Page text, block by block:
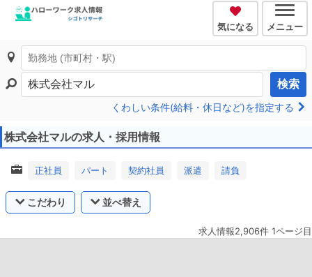
気になる メニュー
検索
くわしい条件(給料・休日など)を指定する
株式会社マルの求人・採用情報
正社員 パート 契約社員 派遣 請負
こだわり 並べ替え
求人情報2,906件 1ページ目